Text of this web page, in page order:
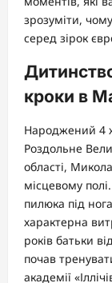
зрозуміти,
серед зірок
кроки в
Народжений 4
Роздольне
області,
місцевому
пилюка під
характерна
років батьки
почав
академії